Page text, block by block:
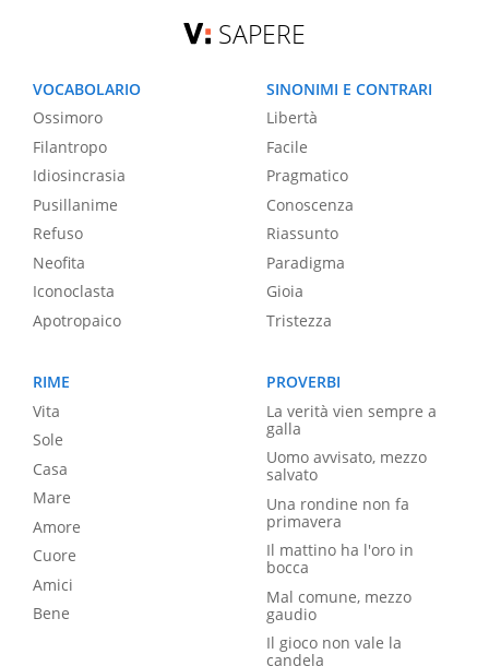
SAPERE
VOCABOLARIO
Ossimoro
Filantropo
Idiosincrasia
Pusillanime
Refuso
Neofita
Iconoclasta
Apotropaico
SINONIMI E CONTRARI
Libertà
Facile
Pragmatico
Conoscenza
Riassunto
Paradigma
Gioia
Tristezza
RIME
Vita
Sole
Casa
Mare
Amore
Cuore
Amici
Bene
PROVERBI
La verità vien sempre a
galla
Uomo avvisato, mezzo
salvato
Una rondine non fa
primavera
Il mattino ha l'oro in
bocca
Mal comune, mezzo
gaudio
Il gioco non vale la
candela